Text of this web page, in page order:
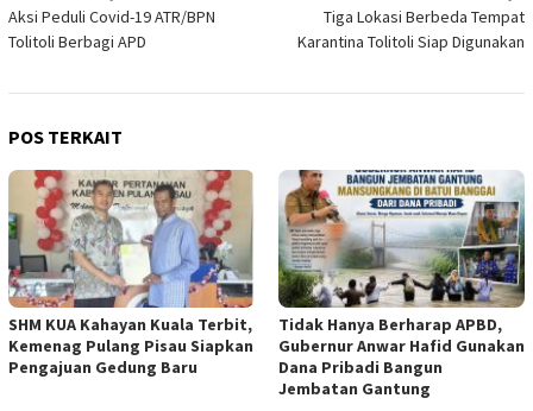
pos
Aksi Peduli Covid-19 ATR/BPN
Tolitoli Berbagi APD
Tiga Lokasi Berbeda Tempat
Karantina Tolitoli Siap Digunakan
POS TERKAIT
SHM KUA Kahayan Kuala Terbit,
Kemenag Pulang Pisau Siapkan
Pengajuan Gedung Baru
Tidak Hanya Berharap APBD,
Gubernur Anwar Hafid Gunakan
Dana Pribadi Bangun
Jembatan Gantung